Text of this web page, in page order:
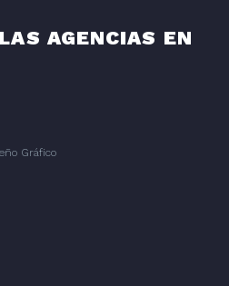
AGENCIAS EN
Gráfico